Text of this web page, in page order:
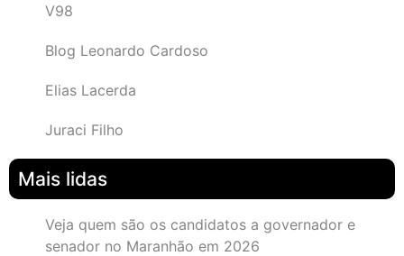
V98
Blog Leonardo Cardoso
Elias Lacerda
Juraci Filho
Mais lidas
Veja quem são os candidatos a governador e
senador no Maranhão em 2026